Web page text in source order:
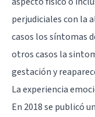
perjudiciales con la
casos los síntomas
otros casos la
gestación y
La experiencia
En 2018 se publicó